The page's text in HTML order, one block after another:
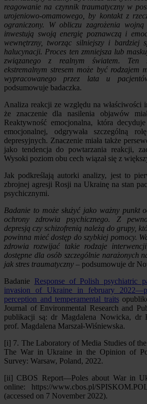
reagowanie na czynnik traumatyczny w
urojeniowo-omamowego, by kontakt z
ograniczony. W obliczu zagrożenia wojną
inwestują swoją energię poznawczą i
wewnętrzny, tworząc silniejszy i bardziej
halucynacji. Proces ten zmniejsza lub
związanego z realnym światem. Ten
ekstremalnym stresem może być rodzajem
wypracowanego przez lata u
podsumowuje badaczka.
Analiza reakcji ze względu na właściwości
że znaczenie dla nasilenia objawów
Reaktywność emocjonalna, która
emocjonalnej, odgrywała szczególną
depresyjnych. Znaczenie miała także
jako tendencja do powtarzania reakcji,
Wysoki poziom obu cech wiązał się z
Jak podkreślają autorki analizy, jest to
zbrojnej agresji Rosji na Ukrainę na stan
psychicznymi.
Badanie to może służyć jako ważny punkt
ochrony zdrowia psychicznego. Z
depresją czy schizofrenią należą do grupy,
powinna mieć dostęp do szybkiej pomocy.
zdrowia rozwijać takie rodzaje
dostępne dla osób szczególnie narażonych
jak stres traumatyczny – podsumowuje dr
Badanie Response of Polish psychiatric
invasion of Ukraine in february
perception and temperamental traits
Journal of Environmental Research and
publikacji są: dr Magdalena Nowicka, dr
prof. Magdalena Marszał-Wiśniewska.
[i] 7. The Laboratory of Media Studies of
The War in Ukraine in the Opinion of
Survey: Warsaw, Poland, 2022.
[ii] CBOS Report—Poles about War in
online: https://www.cbos.pl/
(accessed on 7 November 2022).